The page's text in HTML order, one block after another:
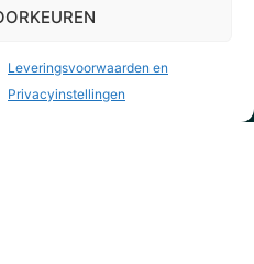
Leveringsvoorwaarden en
Privacyinstellingen